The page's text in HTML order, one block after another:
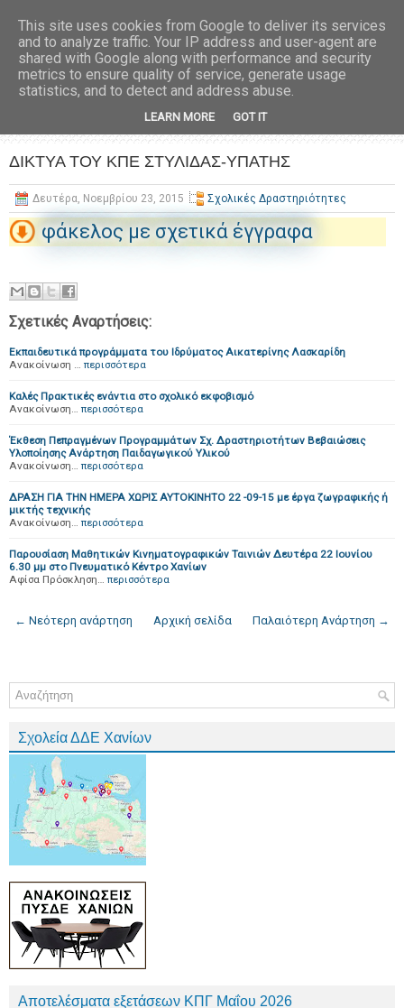
ΔΙΚΤΥΑ ΤΟΥ ΚΠΕ ΣΤΥΛΙΔΑΣ-ΥΠΑΤΗΣ
Δευτέρα, Νοεμβρίου 23, 2015 Σχολικές Δραστηριότητες
φάκελος με σχετικά έγγραφα
Σχετικές Αναρτήσεις:
Εκπαιδευτικά προγράμματα του Ιδρύματος Αικατερίνης Λασκαρίδη
Ανακοίνωση … περισσότερα
Καλές Πρακτικές ενάντια στο σχολικό εκφοβισμό
Ανακοίνωση… περισσότερα
Έκθεση Πεπραγμένων Προγραμμάτων Σχ. Δραστηριοτήτων Βεβαιώσεις
Υλοποίησης Ανάρτηση Παιδαγωγικού Υλικού
Ανακοίνωση… περισσότερα
ΔΡΑΣΗ ΓΙΑ ΤΗΝ ΗΜΕΡΑ ΧΩΡΙΣ ΑΥΤΟΚΙΝΗΤΟ 22 -09-15 με έργα ζωγραφικής ή
μικτής τεχνικής
Ανακοίνωση… περισσότερα
Παρουσίαση Μαθητικών Κινηματογραφικών Ταινιών Δευτέρα 22 Ιουνίου
6.30 μμ στο Πνευματικό Κέντρο Χανίων
Αφίσα Πρόσκληση… περισσότερα
← Νεότερη ανάρτηση Παλαιότερη Ανάρτηση →
Αρχική σελίδα
Σχολεία ΔΔΕ Χανίων
Αποτελέσματα εξετάσεων ΚΠΓ Μαΐου 2026
This site uses cookies from Google to deliver its services
and to analyze traffic. Your IP address and user-agent are
shared with Google along with performance and security
metrics to ensure quality of service, generate usage
statistics, and to detect and address abuse.
LEARN MORE GOT IT